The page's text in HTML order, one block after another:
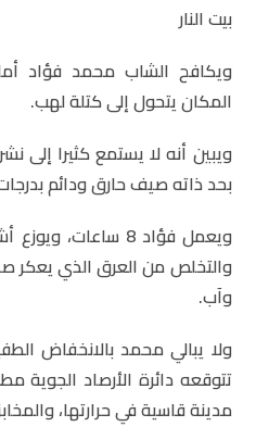
بيت النار
ويكافح الشاب محمد فؤاد
المكان يتحول إلى كتلة لهب.
ويبين أنه لا يستمع كثيرا إلى
بحد ذاته صيف حارق ودائم بدرجات
ويعمل فؤاد 8
والتخلص من العرق الذي يعكر
وآب.
ولا يبالي محمد بالانخفاض
تتوقعه دائرة الأرصاد الجوية
مدينة قاسية في حرارتها،